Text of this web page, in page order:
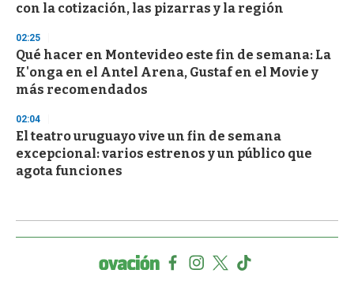
con la cotización, las pizarras y la región
02:25
Qué hacer en Montevideo este fin de semana: La
K'onga en el Antel Arena, Gustaf en el Movie y
más recomendados
02:04
El teatro uruguayo vive un fin de semana
excepcional: varios estrenos y un público que
agota funciones